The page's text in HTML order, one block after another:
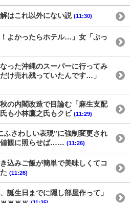
はこれ以外にない説 (11:30)
よかったらホテル…」女「ぷっ
った沖縄のスーパーに行ってみ
け売れ残っていたんです…」
の内閣改造で目論む「麻生支配
も小林鷹之氏もクビ (11:29)
ふさわしい表現”に強制変更され
値観に照らせば…… (11:26)
込みご飯が簡単で美味しくてコ
(11:26)
誕生日までに隠し部屋作って」